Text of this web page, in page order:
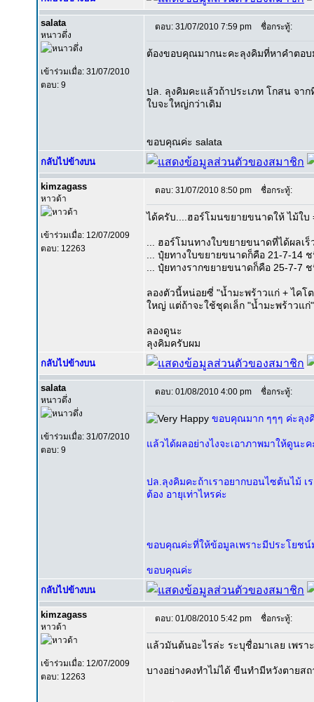
salata
หนาวดึ่ง
เข้าร่วมเมื่อ: 31/07/2010
ตอบ: 9
ตอบ: 31/07/2010 7:59 pm ชื่อกระทู้:
ต้องขอบคุณมากนะคะลุงคิมที่หาคำตอบ
ปล. ลุงคิมคะแล้วถ้าประเภท โกสน จา
ใบจะใหญ่กว่าเดิม
ขอบคุณค่ะ salata
กลับไปข้างบน
kimzagass
หาวด้า
เข้าร่วมเมื่อ: 12/07/2009
ตอบ: 12263
ตอบ: 31/07/2010 8:50 pm ชื่อกระทู้:
ได้ครับ....ฮอร์โมนขยายขนาดให้ ไม้ใบ
... ฮอร์โมนทางใบขยายขนาดที่ได้ผลเ
... ปุ๋ยทางใบขยายขนาดก็คือ 21-7-14
... ปุ๋ยทางรากขยายขนาดก็คือ 25-7-7
ลองตัวนี้หน่อยซี่ "น้ำมะพร้าวแก่ + ไคโ
ใหญ่ แต่ถ้าจะใช้ชุดเล็ก "น้ำมะพร้าวแก่
ลองดูนะ
ลุงคิมครับผม
กลับไปข้างบน
salata
หนาวดึ่ง
เข้าร่วมเมื่อ: 31/07/2010
ตอบ: 9
ตอบ: 01/08/2010 4:00 pm ชื่อกระทู้:
ขอบคุณมาก ๆๆๆ ค่ะลุง
แล้วได้ผลอย่างไงจะเอาภาพมาให้ดูนะค
ปล.ลุงคิมคะถ้าเราอยากบอนไซต้นไม้ เ
ต้อง อายุเท่าไหรค่ะ
ขอบคุณค่ะที่ให้ข้อมูลเพราะมีประโยชน์
ขอบคุณค่ะ
กลับไปข้างบน
kimzagass
หาวด้า
เข้าร่วมเมื่อ: 12/07/2009
ตอบ: 12263
ตอบ: 01/08/2010 5:42 pm ชื่อกระทู้:
แล้วมันต้นอะไรล่ะ ระบุชื่อมาเลย เพร
บางอย่างคงทำไม่ได้ ขืนทำมีหวังตายสถ